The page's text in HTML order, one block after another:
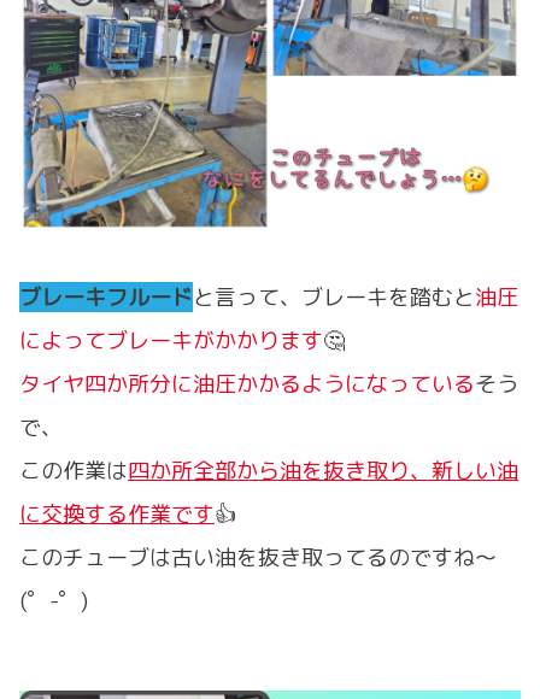
ブレーキフルードと言って、ブレーキを踏むと油圧
によってブレーキがかかります🤔
タイヤ四か所分に油圧かかるようになっているそう
で、
この作業は四か所全部から油を抜き取り、新しい油
に交換する作業です👍
このチューブは古い油を抜き取ってるのですね～
(゜-゜)